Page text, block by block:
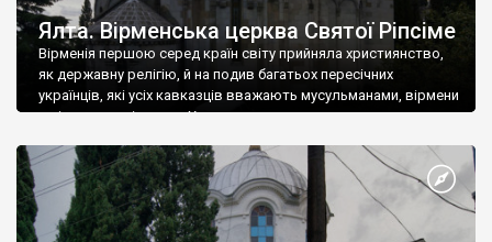
Ялта. Вірменська церква Святої Ріпсіме
Вірменія першою серед країн світу прийняла християнство,
як державну релігію, й на подив багатьох пересічних
українців, які усіх кавказців вважають мусульманами, вірмени
є відданими вірянами Христа